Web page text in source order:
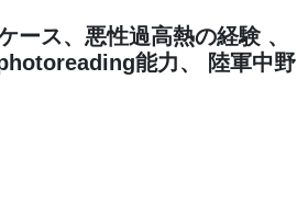
ス、悪性過高熱の経験 、
能力、 陸軍中野